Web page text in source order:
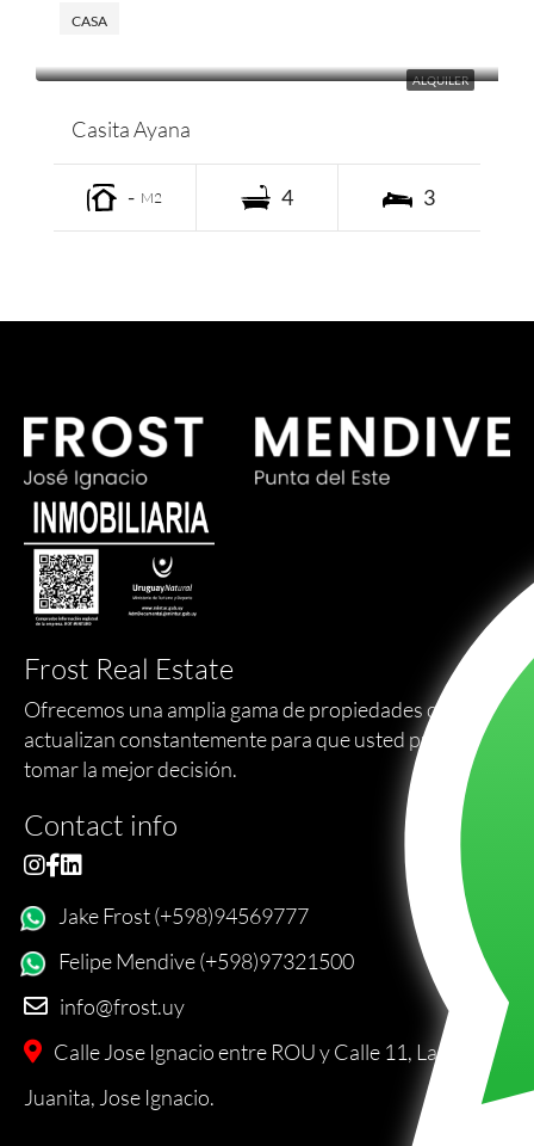
ALQUILER
Casita Ayana
- M2 4 3
CASA
Frost Real Estate
Ofrecemos una amplia gama de propiedades que se
actualizan constantemente para que usted pueda
tomar la mejor decisión.
Contact info
Jake Frost (+598)94569777
Felipe Mendive (+598)97321500
info@frost.uy
Calle Jose Ignacio entre ROU y Calle 11, La
Juanita, Jose Ignacio.